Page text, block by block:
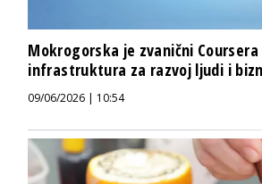
Mokrogorska je zvanični
infrastruktura za razvoj ljudi i
09/06/2026 | 10:54